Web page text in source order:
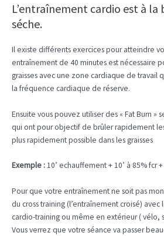
L’entraînement cardio est à la
séche.
Il existe différents exercices pour atteindre
entraînement de 40 minutes est nécessaire
graisses avec une zone cardiaque de travail
la fréquence cardiaque de réserve.
Ensuite vous pouvez utiliser des « Fat Burn »
qui ont pour objectif de brûler rapidement
plus rapidement possible dans les graisses
Exemple :10’ echauffement + 10’ à 85% fcr
Pour que votre entraînement ne soit pas
du cross training (l’entraînement croisé)
cardio-training ou même en extérieur ( vélo,
Vous verrez que votre séance va passer